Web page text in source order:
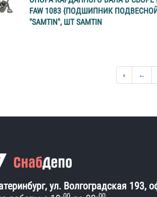
FAW 1083 {ПОДШИПНИК
"SAMTIN", ШТ SAMTIN
« ←
ул. Волгоградская 193,